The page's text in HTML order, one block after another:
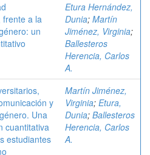
frente a la
un
Etura Hernández,
Dunia; Martín
Jiménez, Virginia;
Ballesteros
Herencia, Carlos
A.
y
Una
cuantitativa
estudiantes
Martín Jiménez,
Virginia; Etura,
Dunia; Ballesteros
Herencia, Carlos
A.